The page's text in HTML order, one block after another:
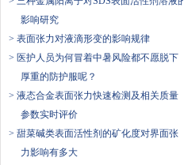
影响研究
> 表面张力对液滴形变的影响规律
> 医护人员为何冒着中暑风险都不愿脱下
厚重的防护服呢？
> 液态合金表面张力快速检测及相关质量
参数实时评价
> 甜菜碱类表面活性剂​的矿化度对界面张
力影响有多大